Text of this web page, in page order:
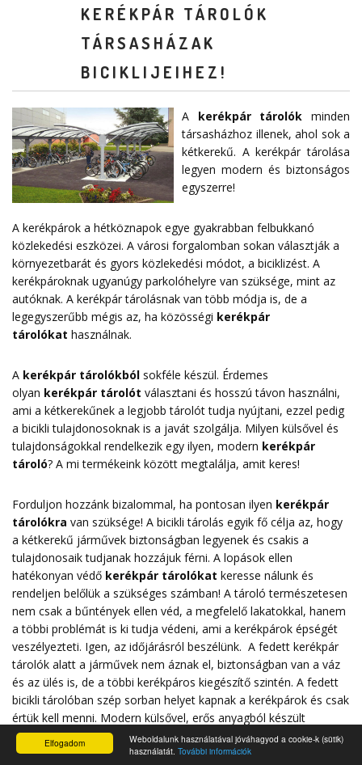
Elfogadom
Weboldalunk használatával jóváhagyod a cookie-k (sütik)
használatát. További információk
KERÉKPÁR TÁROLÓK
TÁRSASHÁZAK
BICIKLIJEIHEZ!
A kerékpár tárolók minden
társasházhoz illenek, ahol sok a
kétkerekű. A kerékpár tárolása
legyen modern és biztonságos
egyszerre!
A kerékpárok a hétköznapok egye gyakrabban felbukkanó
közlekedési eszközei. A városi forgalomban sokan választják a
környezetbarát és gyors közlekedési módot, a biciklizést. A
kerékpároknak ugyanúgy parkolóhelyre van szüksége, mint az
autóknak. A kerékpár tárolásnak van több módja is, de a
legegyszerűbb mégis az, ha közösségi kerékpár
tárolókat használnak.
A kerékpár tárolókból sokféle készül. Érdemes
olyan kerékpár tárolót választani és hosszú távon használni,
ami a kétkerekűnek a legjobb tárolót tudja nyújtani, ezzel pedig
a bicikli tulajdonosoknak is a javát szolgálja. Milyen külsővel és
tulajdonságokkal rendelkezik egy ilyen, modern kerékpár
tároló? A mi termékeink között megtalálja, amit keres!
Forduljon hozzánk bizalommal, ha pontosan ilyen kerékpár
tárolókra van szüksége! A bicikli tárolás egyik fő célja az, hogy
a kétkerekű járművek biztonságban legyenek és csakis a
tulajdonosaik tudjanak hozzájuk férni. A lopások ellen
hatékonyan védő kerékpár tárolókat keresse nálunk és
rendeljen belőlük a szükséges számban! A tároló természetesen
nem csak a bűntények ellen véd, a megfelelő lakatokkal, hanem
a többi problémát is ki tudja védeni, ami a kerékpárok épségét
veszélyezteti. Igen, az időjárásról beszélünk. A fedett kerékpár
tárolók alatt a járművek nem áznak el, biztonságban van a váz
és az ülés is, de a többi kerékpáros kiegészítő szintén. A fedett
bicikli tárolóban szép sorban helyet kapnak a kerékpárok és csak
értük kell menni. Modern külsővel, erős anyagból készült
tárolókat tervezünk és gyártunk. Ezek a tárolók egyszerre
praktikusak és esztétikai szempontból sem okoznak csalódást.